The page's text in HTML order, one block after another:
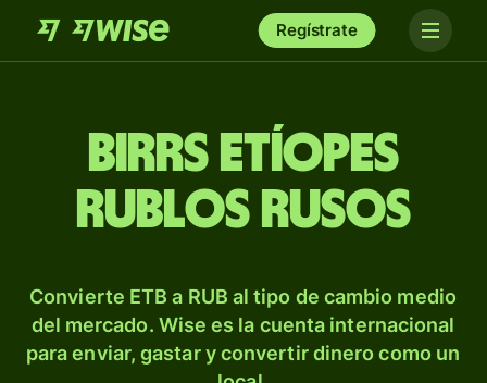
Regístrate
Birrs etíopes
rublos rusos
Convierte ETB a RUB al tipo de cambio medio
del mercado. Wise es la cuenta internacional
para enviar, gastar y convertir dinero como un